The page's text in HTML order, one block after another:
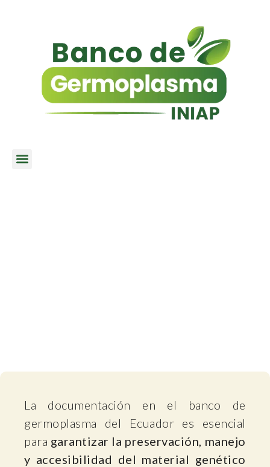
La documentación en el banco de
germoplasma del Ecuador es esencial
para garantizar la preservación, manejo
y accesibilidad del material genético